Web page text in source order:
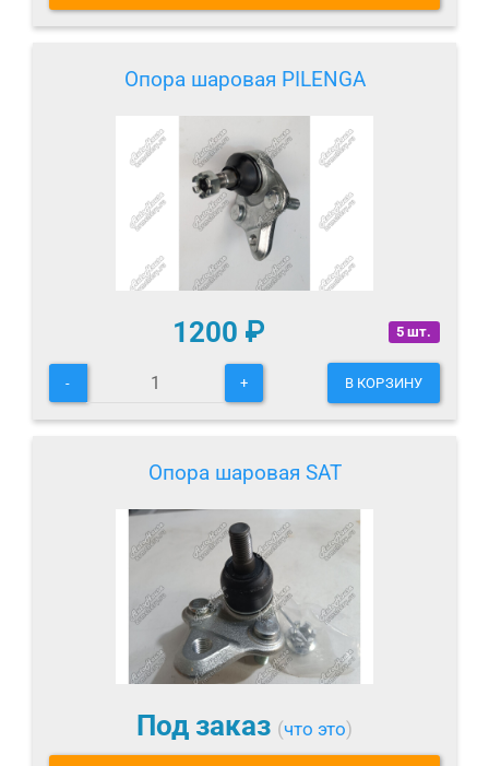
Опора шаровая PILENGA
5 шт.
1200 ₽
- + В КОРЗИНУ
Опора шаровая SAT
Под заказ (что это)